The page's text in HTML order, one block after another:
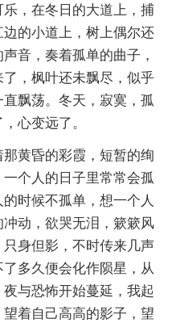
，在冬日的大道上，捕
的小道上，树上偶尔还
音，奏着孤单的曲子，
，枫叶还未飘尽，似乎
飘荡。冬天，寂寞，孤
心变远了。
黄昏的彩霞，短暂的绚
个人的日子里常常会孤
时候不孤单，想一个人
动，欲哭无泪，簌簌风
身但影，不时传来几声
多久便会化作陨星，从
与恐怖开始蔓延，我起
着自己高高的影子，望